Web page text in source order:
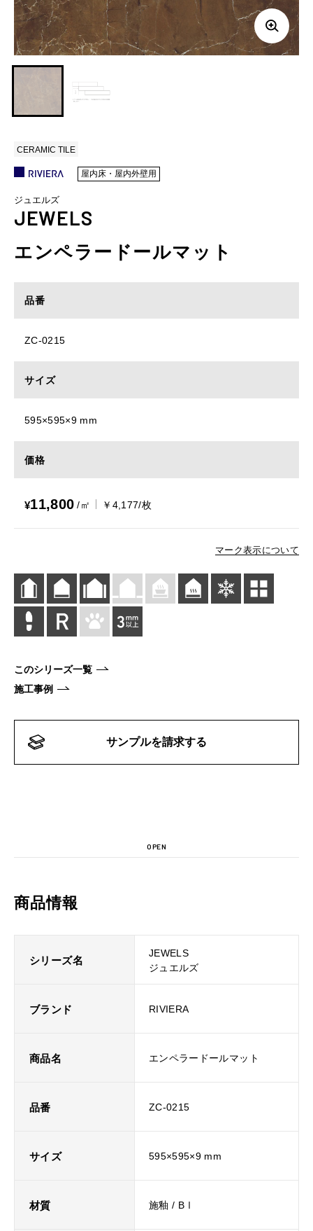
CERAMIC TILE
屋内床・屋内外壁用
ジュエルズ
JEWELS
エンペラードールマット
品番
ZC-0215
サイズ
595×595×9 mm
価格
¥11,800 /㎡ ￥4,177/枚
マーク表示について
このシリーズ一覧
施工事例
サンプルを請求する
OPEN
商品情報
シリーズ名
JEWELS
ジュエルズ
ブランド RIVIERA
商品名 エンペラードールマット
品番 ZC-0215
サイズ 595×595×9 mm
材質 施釉 / BⅠ